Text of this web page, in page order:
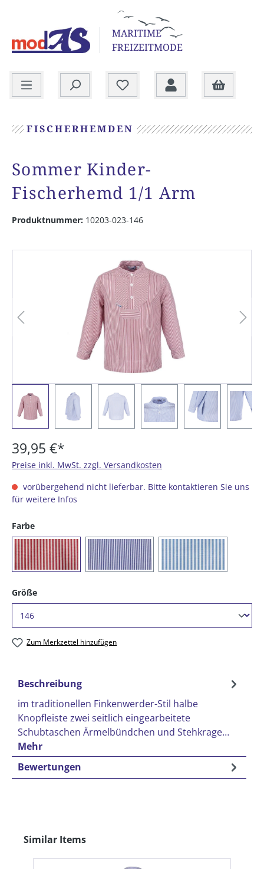
MARITIME
FREIZEITMODE
FISCHERHEMDEN
Sommer Kinder-
Fischerhemd 1/1 Arm
Produktnummer: 10203-023-146
39,95 €*
Preise inkl. MwSt. zzgl. Versandkosten
vorübergehend nicht lieferbar. Bitte kontaktieren Sie uns
für weitere Infos
Farbeauswählen
(023) rot/weiß gestreift(054) marine / weiß gestreift
Größeauswählen
Zum Merkzettel hinzufügen
Beschreibung
im traditionellen Finkenwerder-Stil halbe
Knopfleiste zwei seitlich eingearbeitete
Schubtaschen Ärmelbündchen und Stehkrage…
Mehr
Bewertungen
Produktgalerie überspringen
Similar Items